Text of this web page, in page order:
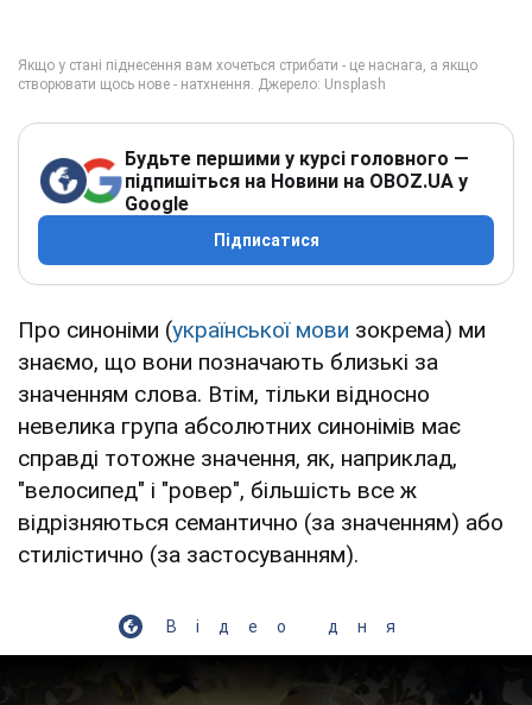
Будьте першими у курсі головного —
підпишіться на Новини на OBOZ.UA у
Google
Підписатися
Про синоніми (української мови зокрема) ми
знаємо, що вони позначають близькі за
значенням слова. Втім, тільки відносно
невелика група абсолютних синонімів має
справді тотожне значення, як, наприклад,
"велосипед" і "ровер", більшість все ж
відрізняються семантично (за значенням) або
стилістично (за застосуванням).
Відео дня